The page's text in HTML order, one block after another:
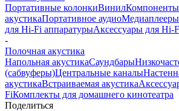
Портативные колонкиВинил
акустикаПортативное аудиоМедиаплееры
для Hi-Fi аппаратурыАксессуары для Hi-
-
Полочная акустика
Напольная акустикаСаундбары
(сабвуферы)Центральные каналы
акустикаВстраиваемая акустика
FiКомплекты для домашнего кинотеатра
Поделиться